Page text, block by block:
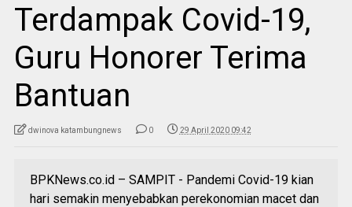
Terdampak Covid-19,
Guru Honorer Terima
Bantuan
dwinova katambungnews 0 29 April 2020 09:42
BPKNews.co.id – SAMPIT - Pandemi Covid-19 kian
hari semakin menyebabkan perekonomian macet dan